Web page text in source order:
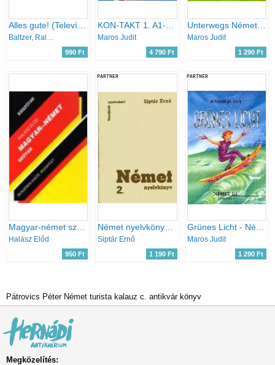
990 Ft
Maros Judit
4 790 Ft
Unterwegs Német II. tankönyv - NT-56326/II
Maros Judit
1 290 Ft
Magyar-német szótár (Kisszótár sorozat)
Halász Előd
950 Ft
PARTNER
Német nyelvkönyv 2.
Siptár Ernő
1 190 Ft
PARTNER
Grünes Licht - Német III. tankönyv - 56326/III
Maros Judit
1 290 Ft
Pátrovics Péter Német turista kalauz c. antikvár könyv
Megközelítés: